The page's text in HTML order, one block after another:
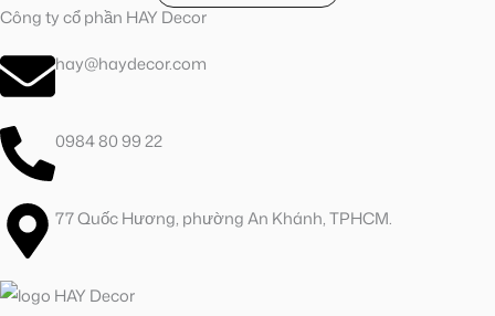
Công ty cổ phần HAY Decor
hay@haydecor.com
0984 80 99 22
77 Quốc Hương, phường An Khánh, TPHCM.